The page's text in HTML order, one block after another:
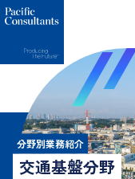
本文へ移動
サイトメニューへ移動
分野別業務紹介
交通基盤分野